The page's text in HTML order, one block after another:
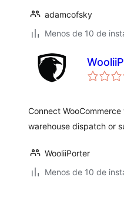
adamcofsky
Menos de 10 de
Connect
warehouse dispatch or
WooliiPorter
Menos de 10 de